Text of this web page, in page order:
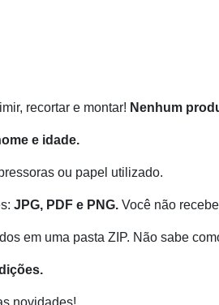
recortar e montar! Nenhum
e idade.
ou papel utilizado.
JPG, PDF e PNG. Você não
em uma pasta ZIP. Não sabe